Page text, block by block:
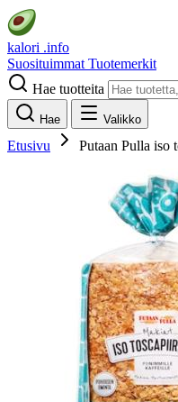
kalori .info
Suosituimmat Tuotemerkit
Hae tuotteita
Hae Valikko
Etusivu Putaan Pulla iso